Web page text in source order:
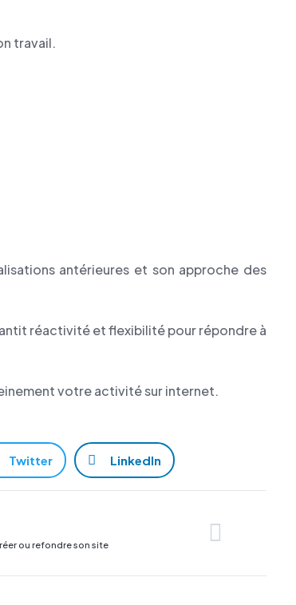
travail.
antérieures et son approche des
réactivité et flexibilité pour répondre à
votre activité sur internet.
Twitter LinkedIn
ou refondre son site